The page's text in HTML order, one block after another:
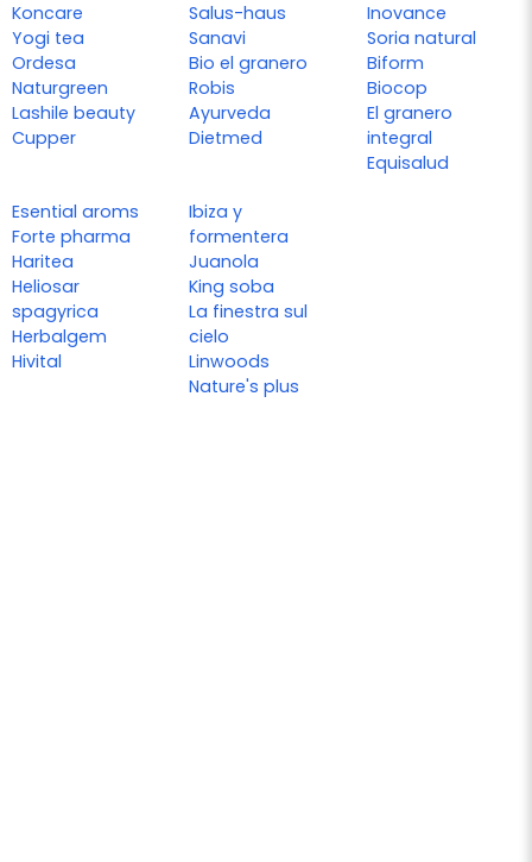
Koncare
Yogi tea
Ordesa
Naturgreen
Lashile beauty
Cupper
Salus-haus
Sanavi
Bio el granero
Robis
Ayurveda
Dietmed
Inovance
Soria natural
Biform
Biocop
El granero
integral
Equisalud
Esential aroms
Forte pharma
Haritea
Heliosar
spagyrica
Herbalgem
Hivital
Ibiza y
formentera
Juanola
King soba
La finestra sul
cielo
Linwoods
Nature's plus